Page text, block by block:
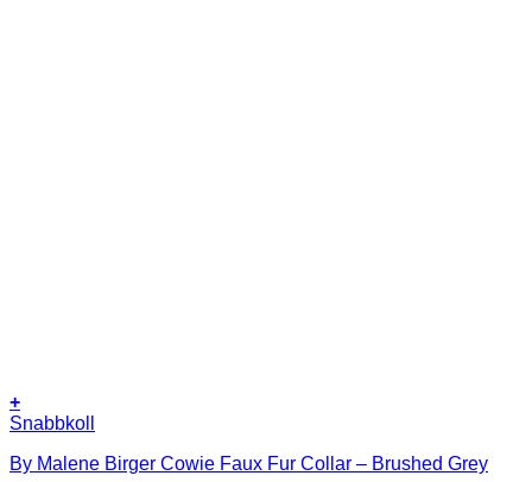
+
Snabbkoll
By Malene Birger Cowie Faux Fur Collar – Brushed Grey